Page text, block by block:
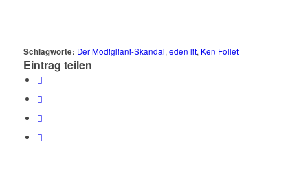
Schlagworte: Der Modigliani-Skandal,eden lit, Ken Follet
Eintrag teilen